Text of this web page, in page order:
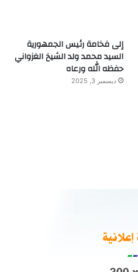
إلى فخامة رئيس الجمهورية
السيد محمد ولد الشيخ الغزواني
حفظه الله ورعاه
ديسمبر 3, 2025